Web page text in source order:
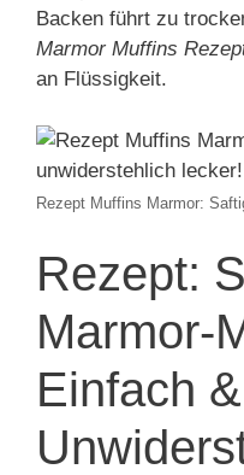
Backen führt zu
Marmor Muffins
an Flüssigkeit.
Rezept Muffins Marmor:
Rezept:
Marmor-
Einfach &